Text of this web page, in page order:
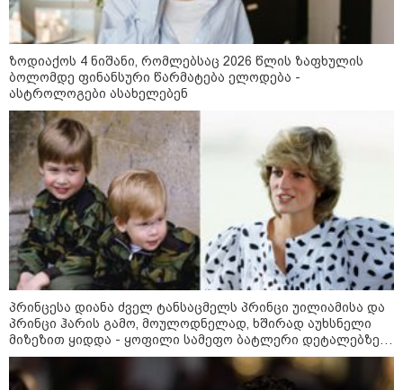
ედება ბრალი
14:08 / 05-08-2026
ლაიფციგის აეროპორტში
უკრაინულ თვითმფრინავთან
ახლოს ასაფეთქებელი
მოწყობილობით აღჭურვილი
დრონი აღმოაჩინეს - რას წერს
მედია
13:22 / 05-08-2026
საფრანგეთის სოფელში ტყის
ხანძრის შემდეგ მეორე
მსოფლიო ომის დროინდელი
ასობით ჭურვი აღმოაჩინეს -
"რიგრიგობით
12:38 / 05-08-2026
იტალიაში ქალმა, ლატარიის
ბილეთი, რომელმაც 1 მლნ
მოიგო, შემთხვევით ნაგავში
ზოდიაქოს 4 ნიშანი, რომლებსაც 2026 წლის ზაფხულის
ბოლომდე ფინანსური წარმატება ელოდება -
ასტროლოგები ასახელებენ
პრინცესა დიანა ძველ ტანსაცმელს პრინცი უილიამისა და
პრინცი ჰარის გამო, მოულოდნელად, ხშირად აუხსნელი
მიზეზით ყიდდა - ყოფილი სამეფო ბატლერი დეტალებზე
საკუთარ წიგნში საუბრობს